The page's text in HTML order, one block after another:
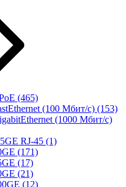
(465)
(100 Мбит/с) (153)
(1000 Мбит/с)
RJ-45 (1)
(171)
(17)
(21)
(12)